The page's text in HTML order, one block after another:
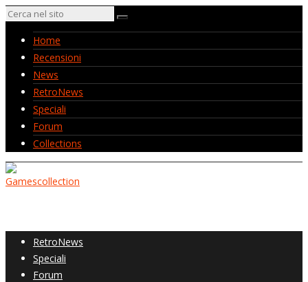
Home
Recensioni
News
RetroNews
Speciali
Forum
Collections
RetroNews
Speciali
Forum